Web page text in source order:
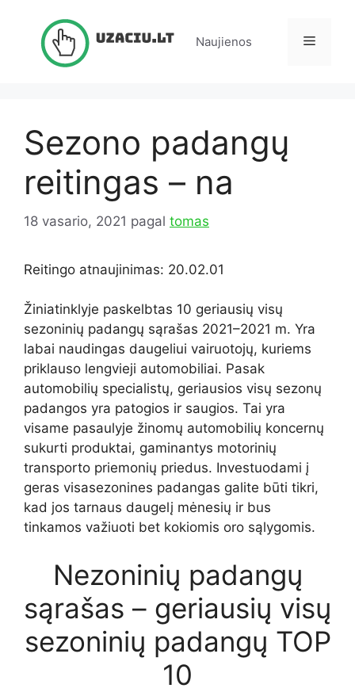
Naujienos Meniu
Sezono padangų
reitingas – na
18 vasario, 2021 pagal tomas
Reitingo atnaujinimas: 20.02.01
Žiniatinklyje paskelbtas 10 geriausių visų
sezoninių padangų sąrašas 2021–2021 m. Yra
labai naudingas daugeliui vairuotojų, kuriems
priklauso lengvieji automobiliai. Pasak
automobilių specialistų, geriausios visų sezonų
padangos yra patogios ir saugios. Tai yra
visame pasaulyje žinomų automobilių koncernų
sukurti produktai, gaminantys motorinių
transporto priemonių priedus. Investuodami į
geras visasezonines padangas galite būti tikri,
kad jos tarnaus daugelį mėnesių ir bus
tinkamos važiuoti bet kokiomis oro sąlygomis.
Nezoninių padangų
sąrašas – geriausių visų
sezoninių padangų TOP
10